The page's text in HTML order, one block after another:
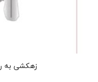
زهکشی به